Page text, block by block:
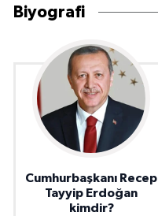
Biyografi
Cumhurbaşkanı Recep
Tayyip Erdoğan
kimdir?